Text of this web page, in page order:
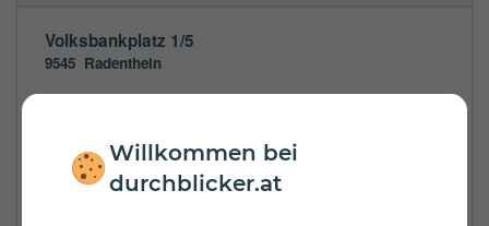
Willkommen bei
durchblicker.at
Volksbankplatz 1/5
9545 Radenthein
Öffnungszeiten:
8:00 - 14:00 Uhr